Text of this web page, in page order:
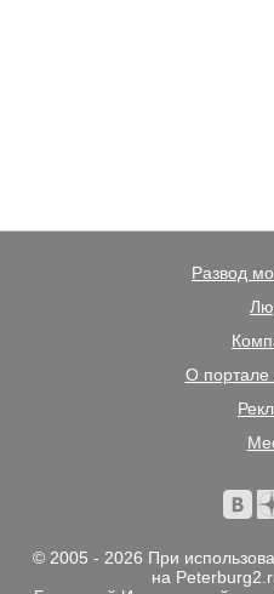
Развод
О портале
© 2005 - 2026 При
на